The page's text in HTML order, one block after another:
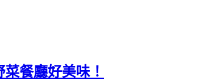
餐廳好美味！